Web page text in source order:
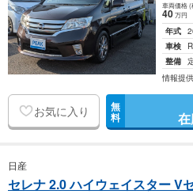
車両価格(
40万円
年式
車検
整備
情報提供
お気に入り 無
料
日産
セレナ 2.0 ハイウェイスター V